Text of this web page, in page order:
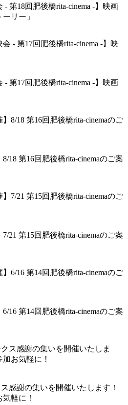
- 第18回肥後橋rita-cinema -】映画
リー」
- 第17回肥後橋rita-cinema -】映画
8/18 第16回肥後橋rita-cinemaのご案
7/21 第15回肥後橋rita-cinemaのご案
6/16 第14回肥後橋rita-cinemaのご案
ス感謝の集いを開催いたします！
軽に！